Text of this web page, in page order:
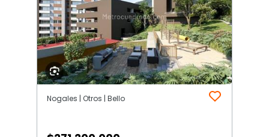
Nogales | Otros | Bello